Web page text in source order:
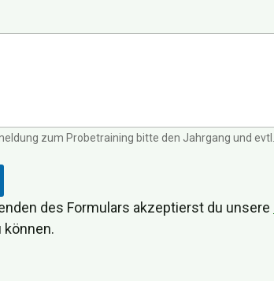
zum Probetraining bitte den Jahrgang und
des Formulars akzeptierst du unsere